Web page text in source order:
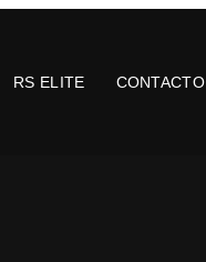
RS ELITE CONTACTO